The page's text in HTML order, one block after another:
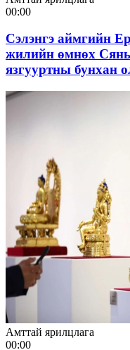
00:00
Сэлэнгэ аймгийн
жилийн өмнөх
язгууртны бунхан
Амттай ярилцлага
00:00